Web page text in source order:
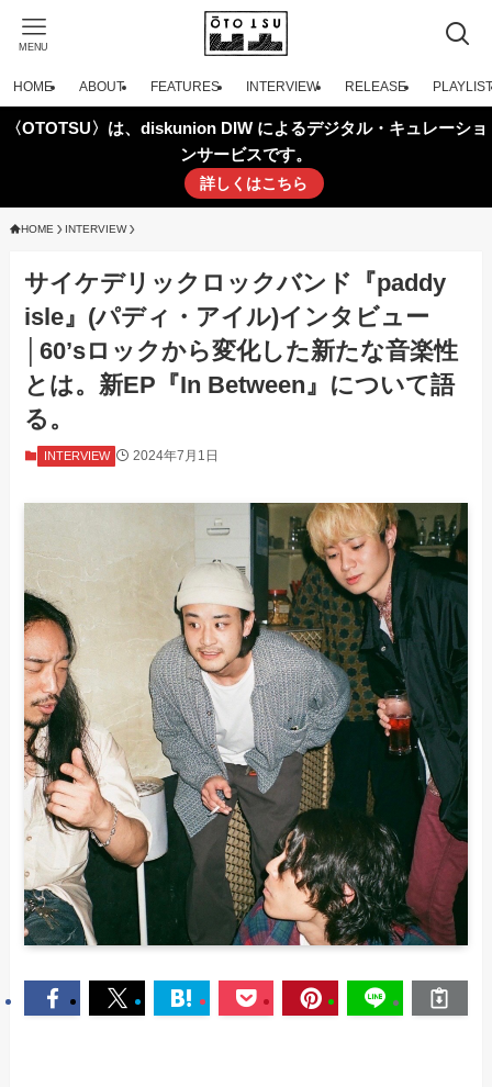
MENU
HOME ABOUT FEATURES INTERVIEW RELEASE PLAYLIST
〈OTOTSU〉は、diskunion DIW によるデジタル・キュレーショ
ンサービスです。
詳しくはこちら
HOME INTERVIEW
サイケデリックロックバンド『paddy
isle』(パディ・アイル)インタビュー
│60’sロックから変化した新たな音楽性
とは。新EP『In Between』について語
る。
INTERVIEW 2024年7月1日